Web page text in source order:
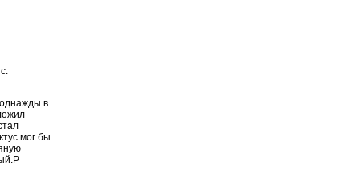
в
мог бы